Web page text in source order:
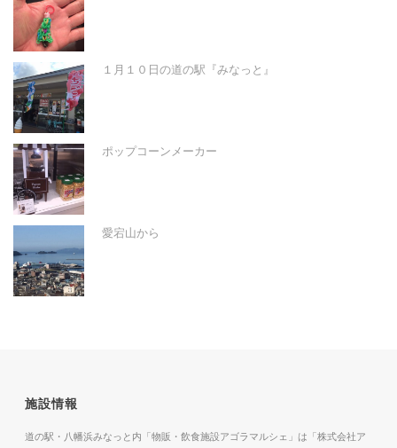
１月１０日の道の駅『みなっと』
ポップコーンメーカー
愛宕山から
施設情報
道の駅・八幡浜みなっと内「物販・飲食施設アゴラマルシェ」は「株式会社ア